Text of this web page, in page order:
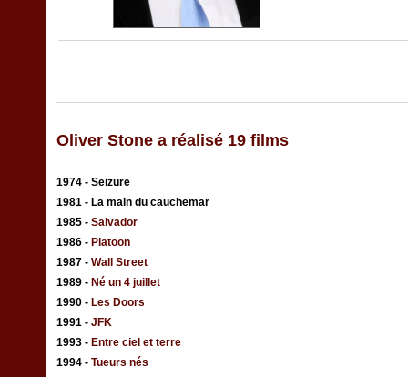
Oliver Stone a réalisé 19 films
1974 - Seizure
1981 - La main du cauchemar
1985 - Salvador
1986 - Platoon
1987 - Wall Street
1989 - Né un 4 juillet
1990 - Les Doors
1991 - JFK
1993 - Entre ciel et terre
1994 - Tueurs nés